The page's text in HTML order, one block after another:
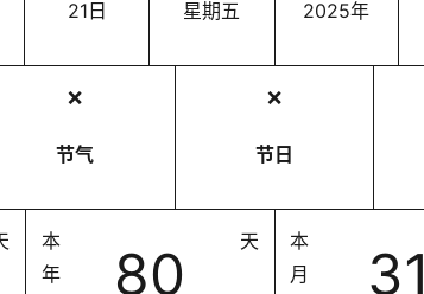
21日 星期五 2025年
❌
节气
❌
节日
本
年
80 天
本
月
31